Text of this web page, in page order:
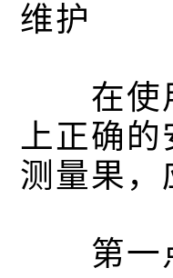
维护
在使用
上正确的
测量果，
第一点